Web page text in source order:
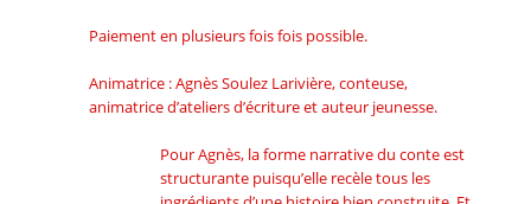
Paiement en plusieurs fois fois possible.
Animatrice : Agnès Soulez Larivière, conteuse,
animatrice d’ateliers d’écriture et auteur jeunesse.
Pour Agnès, la forme narrative du conte est
structurante puisqu’elle recèle tous les